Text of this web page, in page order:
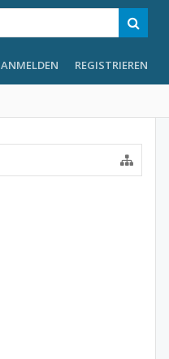
ANMELDEN REGISTRIEREN